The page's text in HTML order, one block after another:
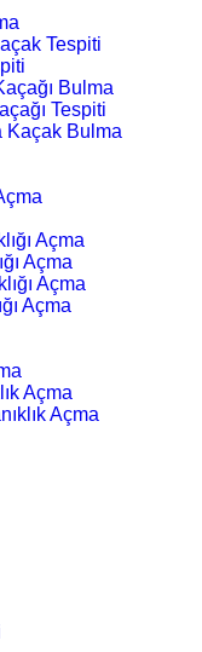
Tespiti
Bulma
Tespiti
Kaçak Bulma
Açma
Açma
Açma
Açma
Açma
Açma